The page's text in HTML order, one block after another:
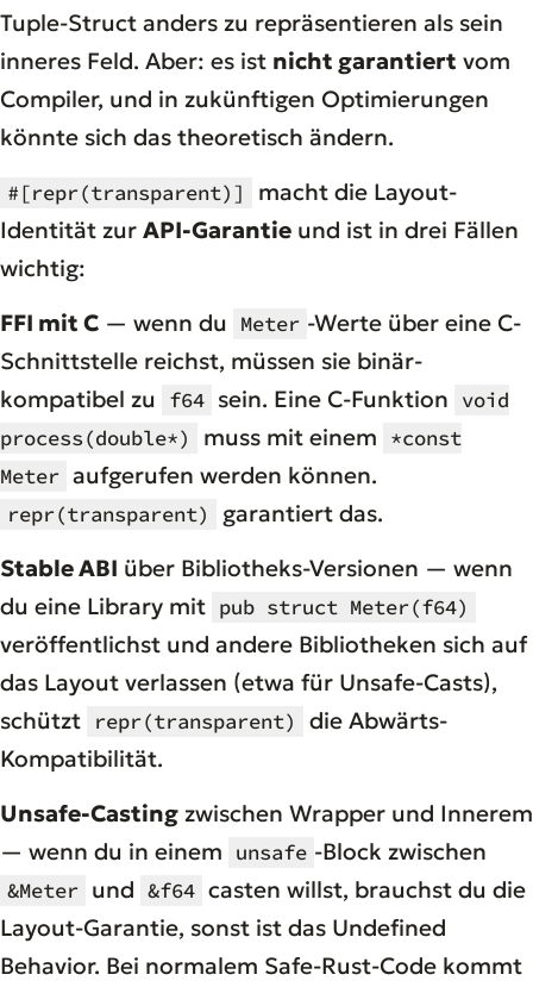
Tuple-Struct anders zu repräsentieren als sein
inneres Feld. Aber: es ist nicht garantiert vom
Compiler, und in zukünftigen Optimierungen
könnte sich das theoretisch ändern.
#[repr(transparent)]
macht die Layout-
Identität zur API-Garantie und ist in drei Fällen
wichtig:
FFI mit C — wenn du Meter -Werte über eine C-
Schnittstelle reichst, müssen sie binär-
kompatibel zu f64 sein. Eine C-Funktion void
process(double*)
muss mit einem *const
Meter aufgerufen werden können.
repr(transparent)
garantiert das.
Stable ABI über Bibliotheks-Versionen — wenn
du eine Library mit pub struct Meter(f64)
veröffentlichst und andere Bibliotheken sich auf
das Layout verlassen (etwa für Unsafe-Casts),
schützt repr(transparent)
die Abwärts-
Kompatibilität.
Unsafe-Casting zwischen Wrapper und Innerem
— wenn du in einem unsafe -Block zwischen
&Meter und &f64 casten willst, brauchst du die
Layout-Garantie, sonst ist das Undefined
Behavior. Bei normalem Safe-Rust-Code kommt